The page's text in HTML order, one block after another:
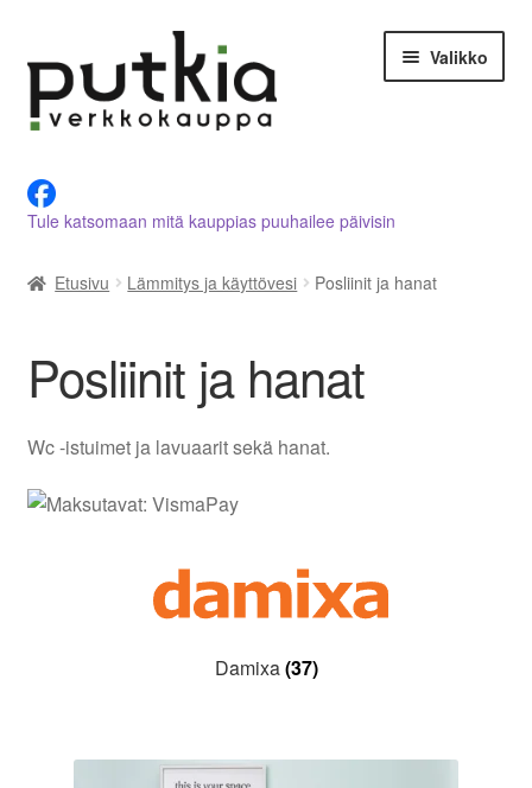
navigointiin
sisältöön
Valikko
Tietoja meistä
Asiakastilini
Evästekäytäntö (EU)
Tule katsomaan mitä kauppias puuhailee päivisin
Etusivu Lämmitys ja käyttövesi Posliinit ja hanat
Posliinit ja hanat
Wc -istuimet ja lavuaarit sekä hanat.
Damixa(37)